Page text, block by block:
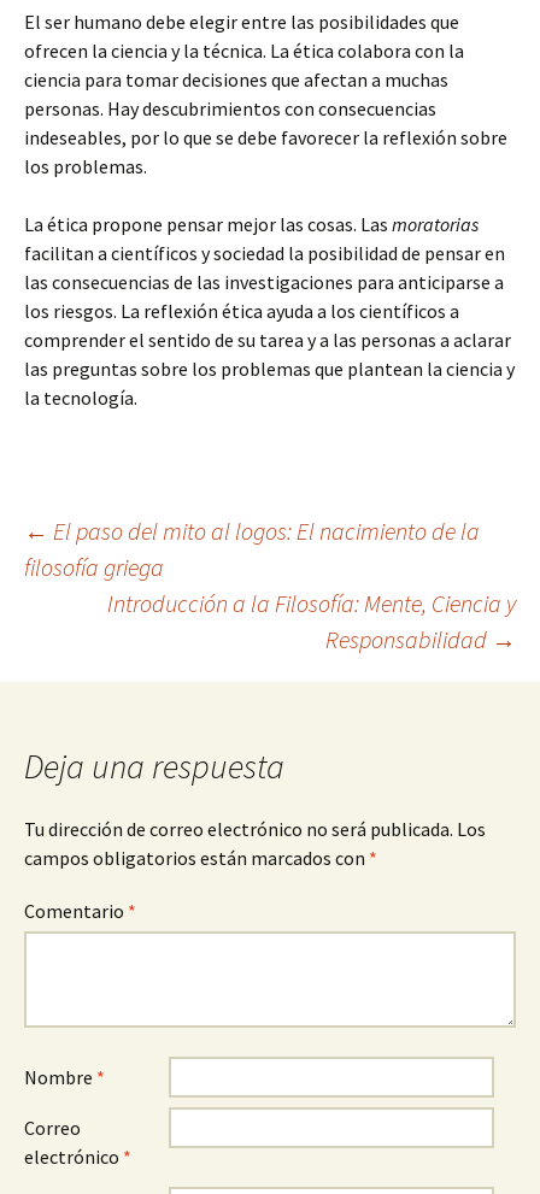
El ser humano debe elegir entre las posibilidades que
ofrecen la ciencia y la técnica. La ética colabora con la
ciencia para tomar decisiones que afectan a muchas
personas. Hay descubrimientos con consecuencias
indeseables, por lo que se debe favorecer la reflexión sobre
los problemas.
La ética propone pensar mejor las cosas. Las moratorias
facilitan a científicos y sociedad la posibilidad de pensar en
las consecuencias de las investigaciones para anticiparse a
los riesgos. La reflexión ética ayuda a los científicos a
comprender el sentido de su tarea y a las personas a aclarar
las preguntas sobre los problemas que plantean la ciencia y
la tecnología.
Navegación
entradas
← El paso del mito al logos: El nacimiento de la
filosofía griega
Introducción a la Filosofía: Mente, Ciencia y
Responsabilidad →
Deja una respuesta
Tu dirección de correo electrónico no será publicada. Los
campos obligatorios están marcados con *
Comentario *
Nombre *
Correo
electrónico *